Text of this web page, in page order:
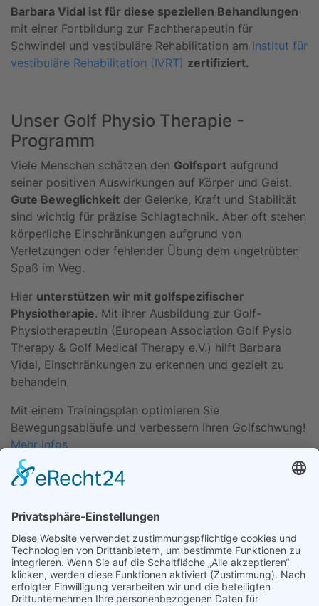
Barbara Vidal ist für diese speziellen Behandlungen
mit einer Fortbildung zur Fachtherapeutin für
Schwindel und vestibuläre Rehabilitation am Institut für
vestibuläre Rehabilitation (IVRT) zertifiziert.
Unser Golf Physio Therapie -
Programm
Viele Menschen schätzen den Golfsport aufgrund
seiner positiven Auswirkungen auf Körper und Geist.
Gute Beweglichkeit der Gelenke, Kraft und Stabilität
sind wichtig für präzise Schlagtechnik. Aber oft stehen
körperliche Einschränkungen aufgrund von
Verletzungen oder fehlender Übung dem ungetrübten
Spaß im Weg.
Hier unterstützen wir mit golfspezifischer
Physiotherapie. Mit ihrer Ausbildung zur Golf-
Physiotherapeutin (European Association Golf Pysio
Therapy & Golf Medical Therapy e.V.) hilft Barbara
Vidal, Einschränkungen zu erkennen und gezielt zu
behandeln.
Mit einem Trainingsplan optimieren Sie
Bewegungsabläufe und verbessern Ihren Golfschwung!
Mehr Infos
Barbara Vidal
Eschenburgstr. 39
Kontakt
0451 370 37 01
vidal@hanse-physiotherapie.de
www.hanse-physiotherapie.de